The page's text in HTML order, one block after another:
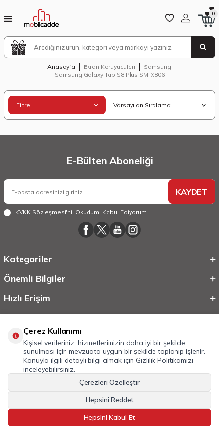
0
Anasayfa Ekran Koruyucuları
Samsung
Samsung Galaxy Tab S8 Plus SM-X806
Filtre
E-Bülten Aboneliği
KAYDET
KVKK Sözleşmesi'ni, Okudum, Kabul Ediyorum.
Kategoriler
Önemli Bilgiler
Hızlı Erişim
Tüm Hakkı Saklıdır.Mobilcadde.com
Sistemleriyle Hazırlanmıştır.
Çerez Kullanımı
Kişisel verileriniz, hizmetlerimizin daha iyi bir şekilde
sunulması için mevzuata uygun bir şekilde toplanıp işlenir.
Konuyla ilgili detaylı bilgi almak için Gizlilik Politikamızı
inceleyebilirsiniz.
Çerezleri Özelleştir
Hepsini Reddet
Hepsini Kabul Et